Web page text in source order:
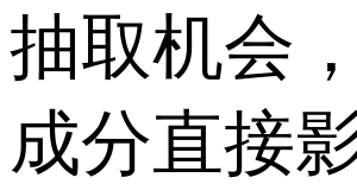
抽取机会
成分直接